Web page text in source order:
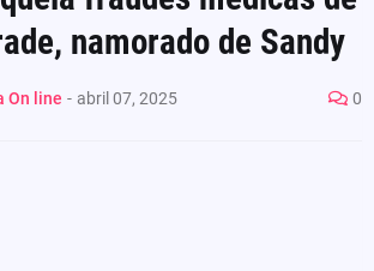
namorado de Sandy
On line - abril 07, 2025 0